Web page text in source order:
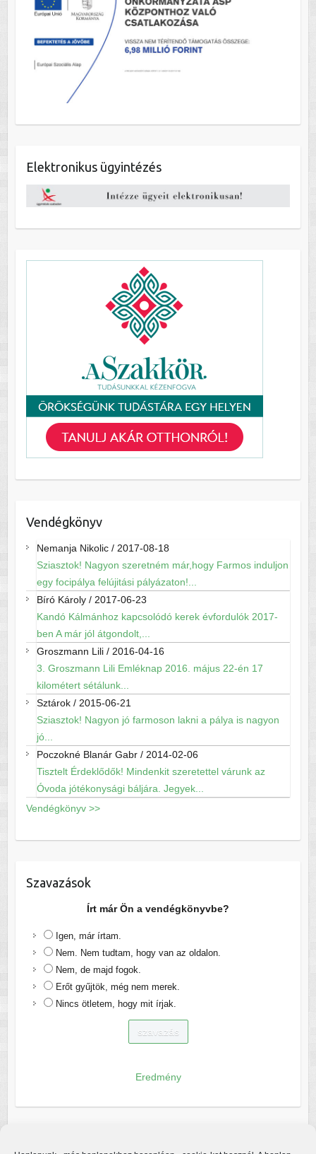
Elektronikus ügyintézés
Vendégkönyv
Nemanja Nikolic/ 2017-08-18
Sziasztok! Nagyon szeretném már,hogy Farmos induljon
egy focipálya felújitási pályázaton!...
Bíró Károly/ 2017-06-23
Kandó Kálmánhoz kapcsolódó kerek évfordulók 2017-
ben A már jól átgondolt,...
Groszmann Lili/ 2016-04-16
3. Groszmann Lili Emléknap 2016. május 22-én 17
kilométert sétálunk...
Sztárok/ 2015-06-21
Sziasztok! Nagyon jó farmoson lakni a pálya is nagyon
jó...
Poczokné Blanár Gabr/ 2014-02-06
Tisztelt Érdeklődők! Mindenkit szeretettel várunk az
Óvoda jótékonysági báljára. Jegyek...
Vendégkönyv >>
Szavazások
Írt már Ön a vendégkönyvbe?
Igen, már írtam.
Nem. Nem tudtam, hogy van az oldalon.
Nem, de majd fogok.
Erőt gyűjtök, még nem merek.
Nincs ötletem, hogy mit írjak.
Eredmény